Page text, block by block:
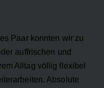
Paar konnten wir zu
auffrischen und
Alltag völlig flexibel
Absolute